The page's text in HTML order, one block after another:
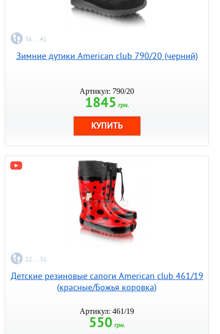
36 ... 41
Зимние дутики American club 790/20 (черний)
Артикул: 790/20
1845 грн.
22 ... 31
Детские резиновые сапоги American club 461/19
(красные/Божья коровка)
Артикул: 461/19
550 грн.